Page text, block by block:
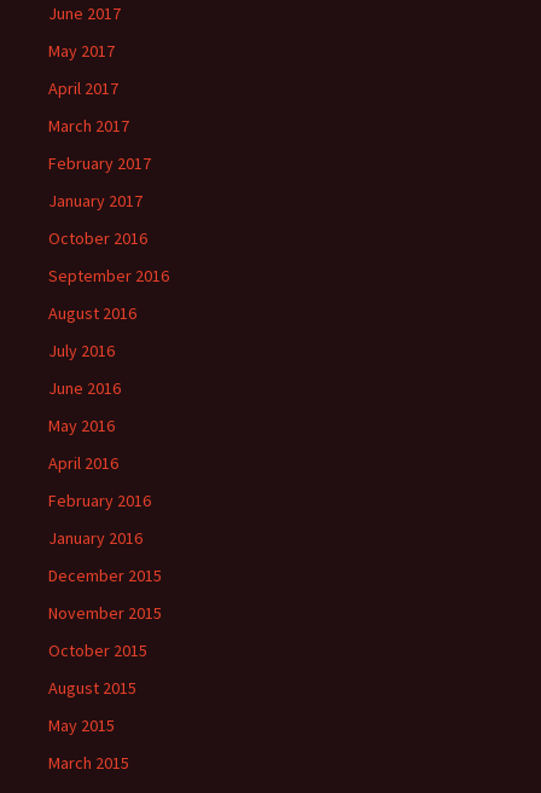
June 2017
May 2017
April 2017
March 2017
February 2017
January 2017
October 2016
September 2016
August 2016
July 2016
June 2016
May 2016
April 2016
February 2016
January 2016
December 2015
November 2015
October 2015
August 2015
May 2015
March 2015